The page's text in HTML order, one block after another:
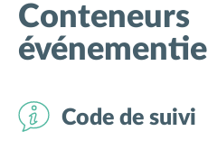
Conteneurs
événementiel
Code de suivi